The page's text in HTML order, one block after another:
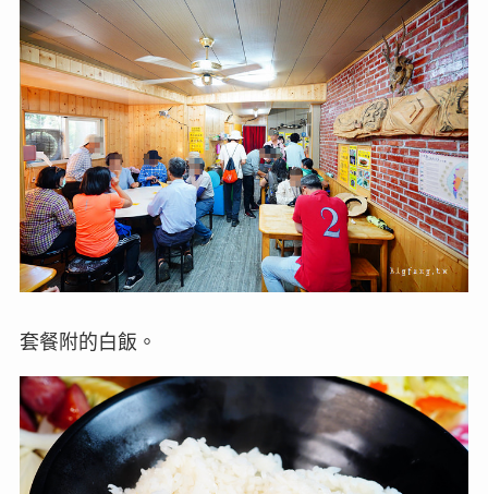
套餐附的白飯。